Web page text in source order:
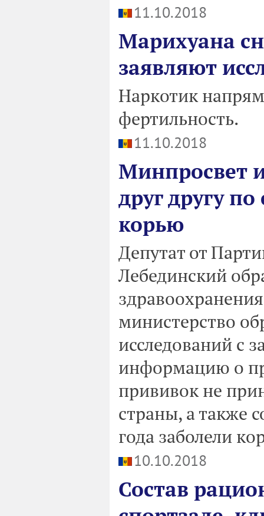
11.10.2018
Марихуана
заявляют
Наркотик
фертильность.
11.10.2018
Минпросвет
друг другу
корью
Депутат от
Лебединский
министерство
исследований с
информацию о
прививок не
страны, а также
года заболели
10.10.2018
Состав